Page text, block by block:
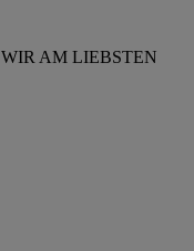
AM LIEBSTEN